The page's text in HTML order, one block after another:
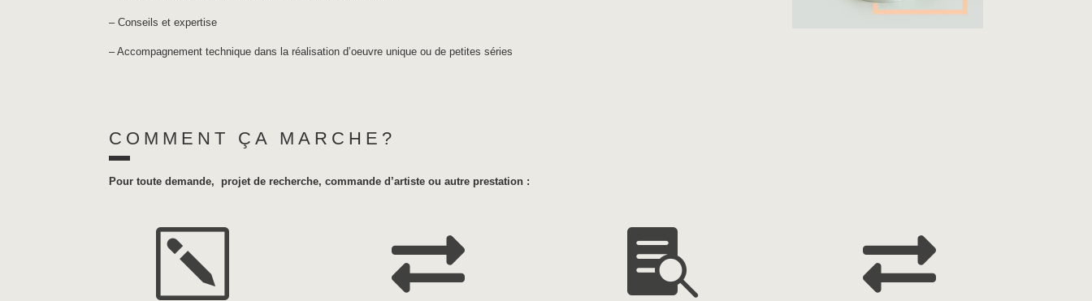
– Conseils et expertise
– Accompagnement technique dans la réalisation d’oeuvre unique ou de petites séries
COMMENT ÇA MARCHE?
Pour toute demande, projet de recherche, commande d’artiste ou autre prestation :
k   